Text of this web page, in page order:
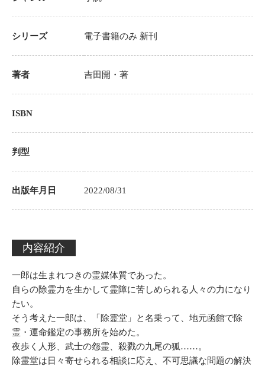
シリーズ 電子書籍のみ 新刊
著者 吉田開 ・著
ISBN
判型
出版年月日 2022/08/31
内容紹介
一郎は生まれつきの霊媒体質であった。
自らの除霊力を生かして霊障に苦しめられる人々の力になり
たい。
そう考えた一郎は、「除霊堂」と名乗って、地元函館で除
霊・運命鑑定の事務所を始めた。
夜歩く人形、武士の怨霊、殺戮の九尾の狐……。
除霊堂は日々寄せられる相談に応え、不可思議な問題の解決